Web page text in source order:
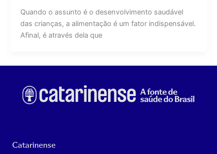
Quando o assunto é o desenvolvimento saudável
das crianças, a alimentação é um fator indispensável.
Afinal, é através dela que
Catarinense